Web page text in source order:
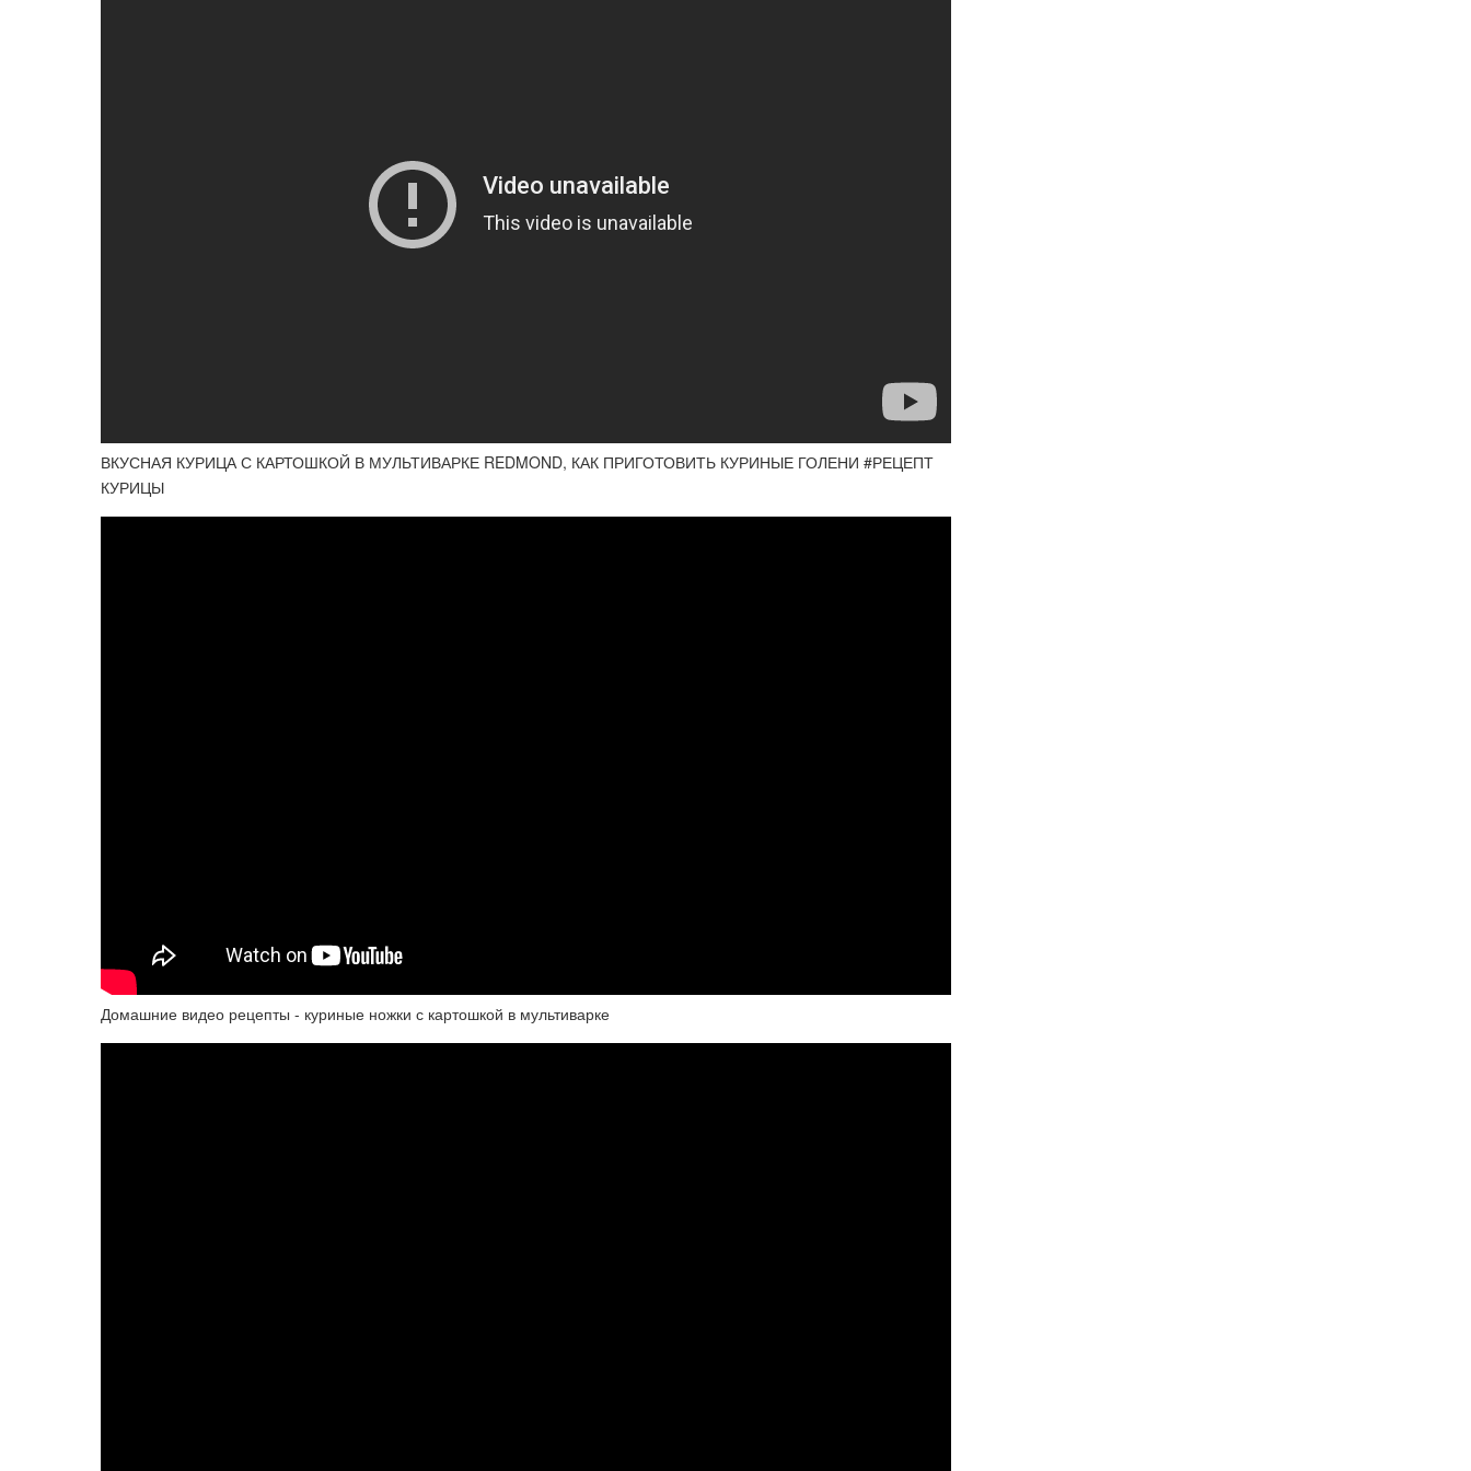
ВКУСНАЯ КУРИЦА С КАРТОШКОЙ В МУЛЬТИВАРКЕ REDMOND, КАК ПРИГОТОВИТЬ КУРИНЫЕ ГОЛЕНИ #РЕЦЕПТ
КУРИЦЫ
Домашние видео рецепты - куриные ножки с картошкой в мультиварке